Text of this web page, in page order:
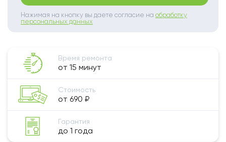
Нажимая на кнопку вы даете согласие на обработку
персональных данных
Время ремонта
от 15 минут
Стоимость
от 690 ₽
Гарантия
до 1 года